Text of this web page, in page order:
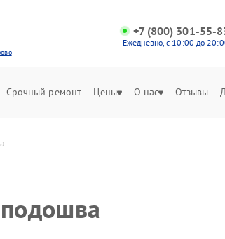
+7 (800) 301-55-
Ежедневно, с 10:00 до
Срочный ремонт Цены О нас Отзывы